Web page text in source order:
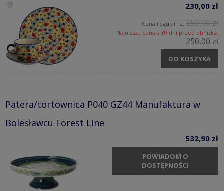
230,00 zł
Cena regularna: 250,00 zł
Najniższa cena z 30 dni przed obniżką:
250,00 zł
DO KOSZYKA
Patera/tortownica P040 GZ44 Manufaktura w
Bolesławcu Forest Line
532,90 zł
POWIADOM O
DOSTĘPNOŚCI